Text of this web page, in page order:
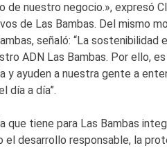
nuestro negocio.», expresó
de Las Bambas. Del mismo
señaló: “La
ADN Las Bambas. Por ello,
y ayuden a nuestra gente a
día a día”.
que tiene para Las Bambas
el desarrollo responsable, la